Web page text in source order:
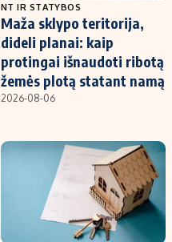
NT IR STATYBOS
Maža sklypo teritorija,
dideli planai: kaip
protingai išnaudoti ribotą
žemės plotą statant namą
2026-08-06